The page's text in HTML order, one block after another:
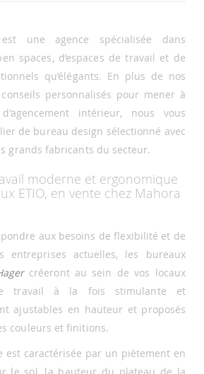
une agence spécialisée dans
spaces, d’espaces de travail et de
qu’élégants. En plus de nos
personnalisés pour mener à
intérieur, nous vous
de bureau design sélectionné avec
grands fabricants du secteur.
moderne et ergonomique
ETIO, en vente chez Mahora
aux besoins de flexibilité et de
entreprises actuelles, les bureaux
créeront au sein de vos locaux
travail à la fois stimulante et
ajustables en hauteur et proposés
couleurs et finitions.
est caractérisée par un piètement en